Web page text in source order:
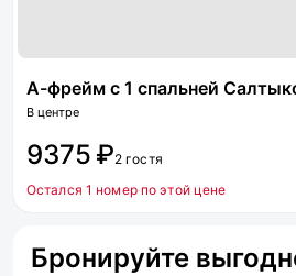
А-фрейм с 1 спальней
В центре
9375 ₽2 гостя
Остался 1 номер по этой цене
Бронируйте